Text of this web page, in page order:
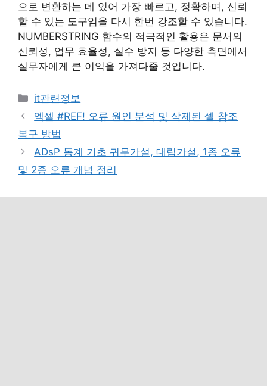
으로 변환하는 데 있어 가장 빠르고, 정확하며, 신뢰
할 수 있는 도구임을 다시 한번 강조할 수 있습니다.
NUMBERSTRING 함수의 적극적인 활용은 문서의
신뢰성, 업무 효율성, 실수 방지 등 다양한 측면에서
실무자에게 큰 이익을 가져다줄 것입니다.
카
테
고
리
it관련정보
엑셀 #REF! 오류 원인 분석 및 삭제된 셀 참조
복구 방법
ADsP 통계 기초 귀무가설, 대립가설, 1종 오류
및 2종 오류 개념 정리